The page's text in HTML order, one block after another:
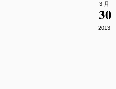
3 月
30
2013